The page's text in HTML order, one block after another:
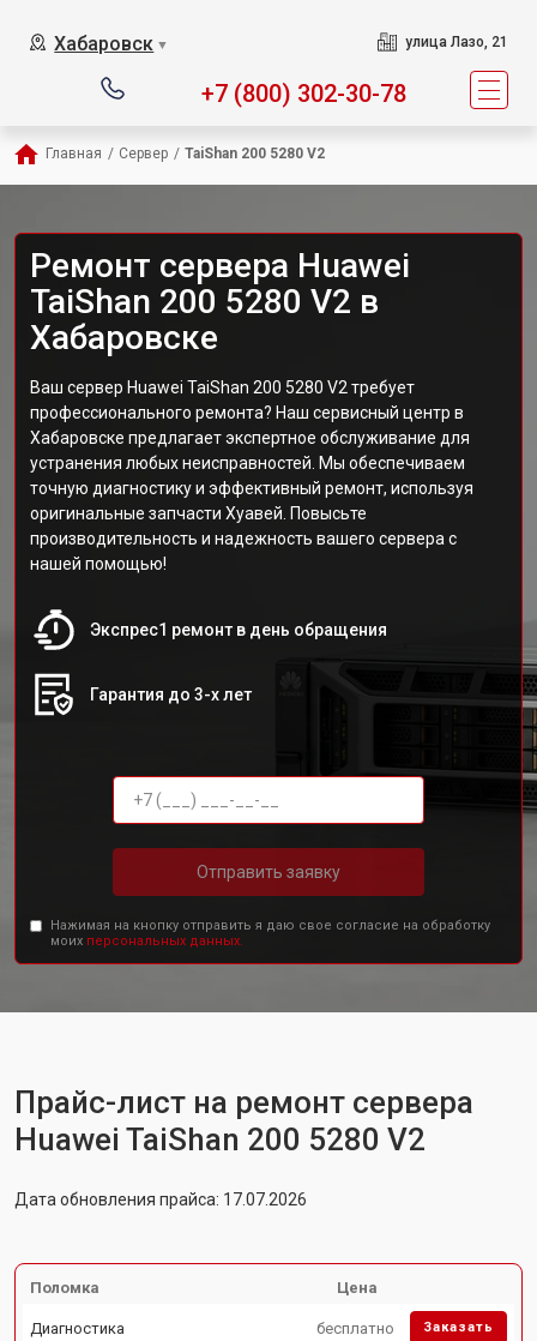
Хабаровск ▼ улица Лазо, 21
+7 (800) 302-30-78
Главная / Сервер / TaiShan 200 5280 V2
Ремонт сервера Huawei
TaiShan 200 5280 V2 в
Хабаровске
Ваш сервер Huawei TaiShan 200 5280 V2 требует
профессионального ремонта? Наш сервисный центр в
Хабаровске предлагает экспертное обслуживание для
устранения любых неисправностей. Мы обеспечиваем
точную диагностику и эффективный ремонт, используя
оригинальные запчасти Хуавей. Повысьте
производительность и надежность вашего сервера с
нашей помощью!
Экспрес1 ремонт в день обращения
Гарантия до 3-х лет
Отправить заявку
Нажимая на кнопку отправить я даю свое согласие на обработку
моих персональных данных.
Прайс-лист на ремонт сервера
Huawei TaiShan 200 5280 V2
Дата обновления прайса: 17.07.2026
Поломка Цена
Диагностика бесплатно Заказать